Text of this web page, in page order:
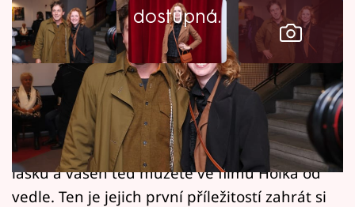
Seriály
Horoskopy
Sledujte prima+
Filmový festival Karlovy Vary
Pořady
dostupná.
Herci Martina Babišová (31) a Kryštof Bartoš
(32) se milují. Vidět je objímat se, líbat,
vzájemně si projevovat náklonnost, i prožívat
lásku a vášeň teď můžete ve filmu Holka od
vedle. Ten je jejich první příležitostí zahrát si